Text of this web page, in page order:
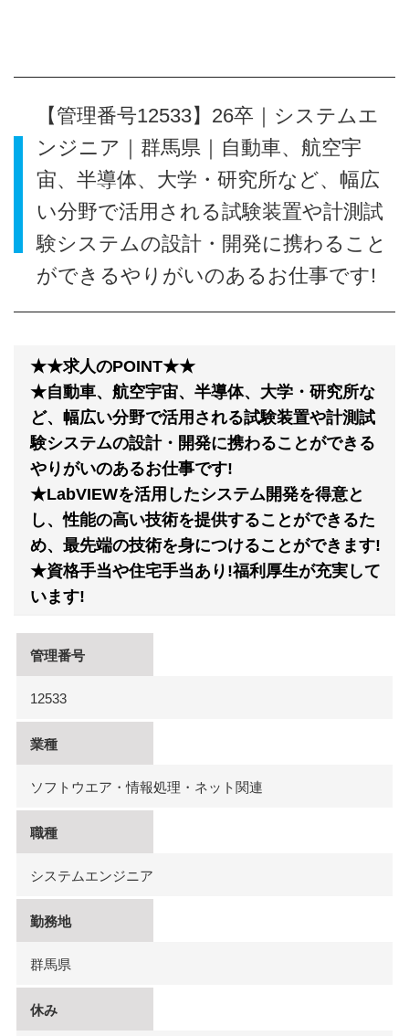
【管理番号12533】26卒｜システムエ
ンジニア｜群馬県｜自動車、航空宇
宙、半導体、大学・研究所など、幅広
い分野で活用される試験装置や計測試
験システムの設計・開発に携わること
ができるやりがいのあるお仕事です!
★★求人のPOINT★★
★自動車、航空宇宙、半導体、大学・研究所な
ど、幅広い分野で活用される試験装置や計測試
験システムの設計・開発に携わることができる
やりがいのあるお仕事です!
★LabVIEWを活用したシステム開発を得意と
し、性能の高い技術を提供することができるた
め、最先端の技術を身につけることができます!
★資格手当や住宅手当あり!福利厚生が充実して
います!
管理番号
12533
業種
ソフトウエア・情報処理・ネット関連
職種
システムエンジニア
勤務地
群馬県
休み